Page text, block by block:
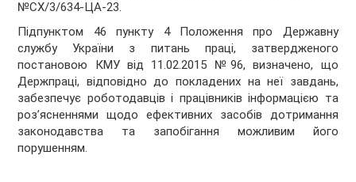
№СХ/3/634-ЦА-23.
Підпунктом 46 пункту 4 Положення про Державну
службу України з питань праці, затвердженого
постановою КМУ від 11.02.2015 №96, визначено, що
Держпраці, відповідно до покладених на неї завдань,
забезпечує роботодавців і працівників інформацією та
роз’ясненнями щодо ефективних засобів дотримання
законодавства та запобігання можливим його
порушенням.